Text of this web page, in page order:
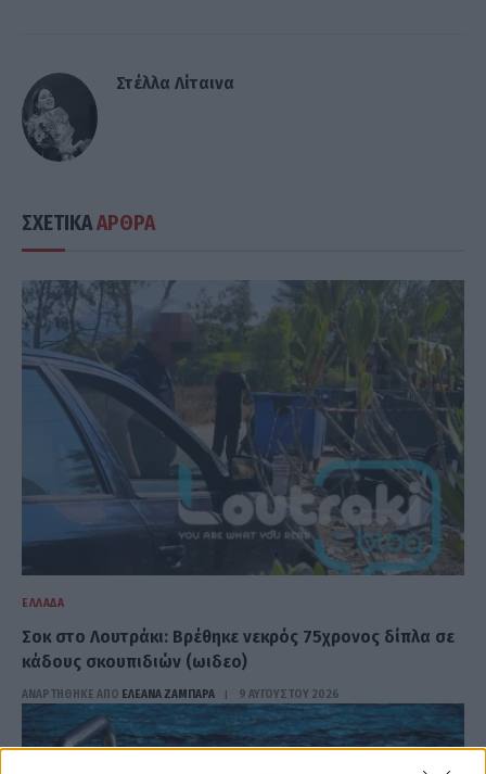
Στέλλα Λίταινα
ΣΧΕΤΙΚΑΑΡΘΡΑ
ΕΛΛΆΔΑ
Σοκ στο Λουτράκι: Βρέθηκε νεκρός 75χρονος δίπλα σε
κάδους σκουπιδιών (ωιδεο)
ΑΝΑΡΤΗΘΗΚΕ ΑΠΟ ΕΛΕΑΝΑ ΖΑΜΠΑΡΑ 9 ΑΥΓΟΎΣΤΟΥ 2026